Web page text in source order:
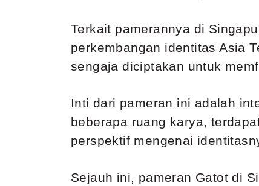
Terkait pamerannya di
perkembangan identitas Asia
sengaja diciptakan untuk
Inti dari pameran ini adalah
beberapa ruang karya,
perspektif mengenai
Sejauh ini, pameran Gatot di